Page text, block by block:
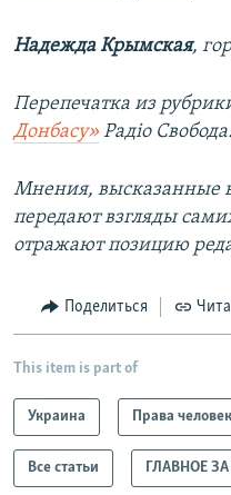
Надежда Крымская,
Перепечатка из
Донбасу» Радіо Свобода.
Мнения, высказанные
передают взгляды
отражают позицию
Поделиться
This item is part of
Украина Права
Все статьи ГЛАВНОЕ